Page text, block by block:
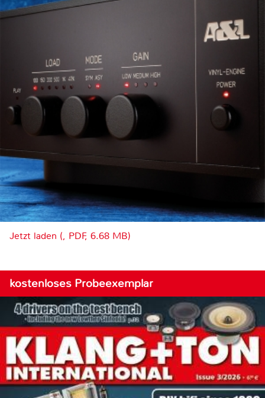
Jetzt laden (, PDF, 6.68 MB)
kostenloses Probeexemplar